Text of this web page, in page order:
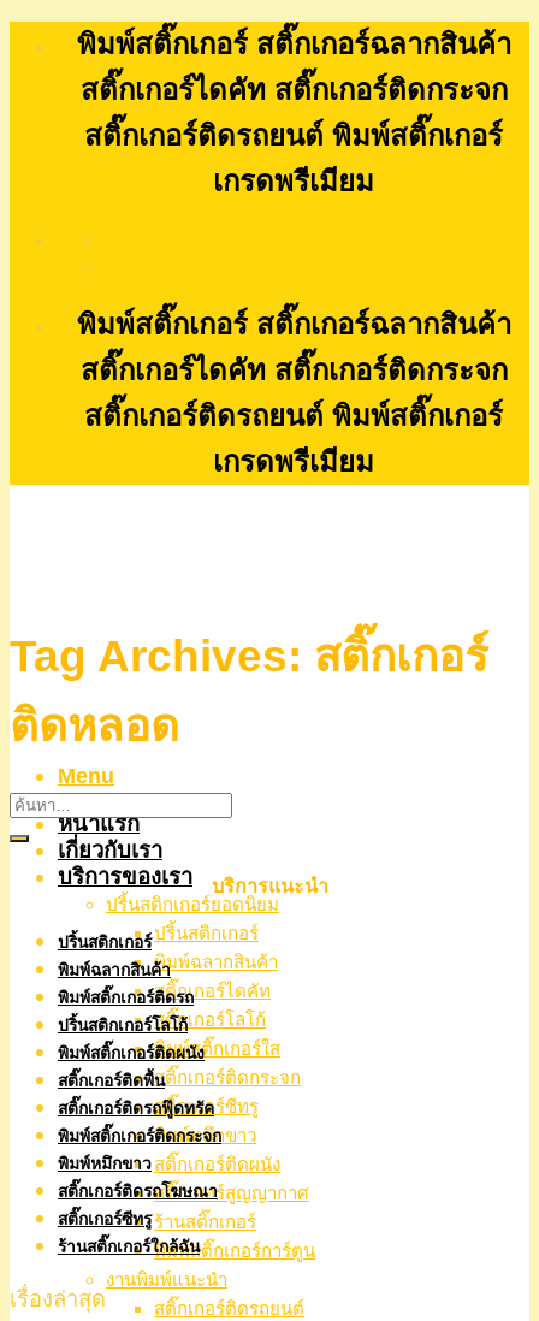
พิมพ์สติ๊กเกอร์ สติ๊กเกอร์ฉลากสินค้า
สติ๊กเกอร์ไดคัท สติ๊กเกอร์ติดกระจก
สติ๊กเกอร์ติดรถยนต์ พิมพ์สติ๊กเกอร์
เกรดพรีเมียม
พิมพ์สติ๊กเกอร์ สติ๊กเกอร์ฉลากสินค้า
สติ๊กเกอร์ไดคัท สติ๊กเกอร์ติดกระจก
สติ๊กเกอร์ติดรถยนต์ พิมพ์สติ๊กเกอร์
เกรดพรีเมียม
Menu
หน้าแรก
เกี่ยวกับเรา
บริการของเรา
ปริ้นสติกเกอร์ยอดนิยม
ปริ้นสติกเกอร์
พิมพ์ฉลากสินค้า
สติ๊กเกอร์ไดคัท
สติ๊กเกอร์โลโก้
พิมพ์สติ๊กเกอร์ใส
สติ๊กเกอร์ติดกระจก
สติ๊กเกอร์ซีทรู
พิมพ์หมึกขาว
สติ๊กเกอร์ติดผนัง
สติ๊กเกอร์สูญญากาศ
ร้านสติ๊กเกอร์
พิมพ์สติ๊กเกอร์การ์ตูน
งานพิมพ์แนะนำ
สติ๊กเกอร์ติดรถยนต์
Tag Archives: สติ๊กเกอร์
ติดหลอด
บริการแนะนำ
ปริ้นสติกเกอร์
พิมพ์ฉลากสินค้า
พิมพ์สติ๊กเกอร์ติดรถ
ปริ้นสติกเกอร์โลโก้
พิมพ์สติ๊กเกอร์ติดผนัง
สติ๊กเกอร์ติดพื้น
สติ๊กเกอร์ติดรถฟู๊ดทรัค
พิมพ์สติ๊กเกอร์ติดกระจก
พิมพ์หมึกขาว
สติ๊กเกอร์ติดรถโฆษณา
สติ๊กเกอร์ซีทรู
ร้านสติ๊กเกอร์ใกล้ฉัน
เรื่องล่าสุด